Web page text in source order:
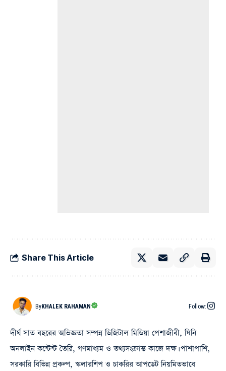
Share This Article
ByKHALEK RAHAMAN Follow:
দীর্ঘ সাত বছরের অভিজ্ঞতা সম্পন্ন ডিজিটাল মিডিয়া পেশাজীবী, যিনি
অনলাইন কন্টেন্ট তৈরি, গণমাধ্যম ও তথ্যসংক্রান্ত কাজে দক্ষ। পাশাপাশি,
সরকারি বিভিন্ন প্রকল্প, স্কলারশিপ ও চাকরির আপডেট নিয়মিতভাবে